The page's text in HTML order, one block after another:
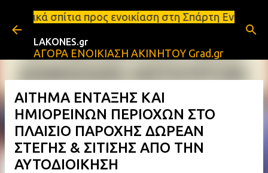
Μετάβαση στο κύριο περιεχόμενο
ενοικίαση στη Σπάρτη Ενοικιάσεις
LAKONES.gr
ΑΓΟΡΑ ΕΝΟΙΚΙΑΣΗ ΑΚΙΝΗΤΟΥ Grad.gr
ΑΙΤΗΜΑ ΕΝΤΑΞΗΣ ΚΑΙ
ΗΜΙΟΡΕΙΝΩΝ ΠΕΡΙΟΧΩΝ ΣΤΟ
ΠΛΑΙΣΙΟ ΠΑΡΟΧΗΣ ΔΩΡΕΑΝ
ΣΤΕΓΗΣ & ΣΙΤΙΣΗΣ ΑΠΟ ΤΗΝ
ΑΥΤΟΔΙΟΙΚΗΣΗ